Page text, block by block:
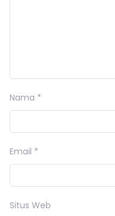
Nama *
Email *
Situs Web